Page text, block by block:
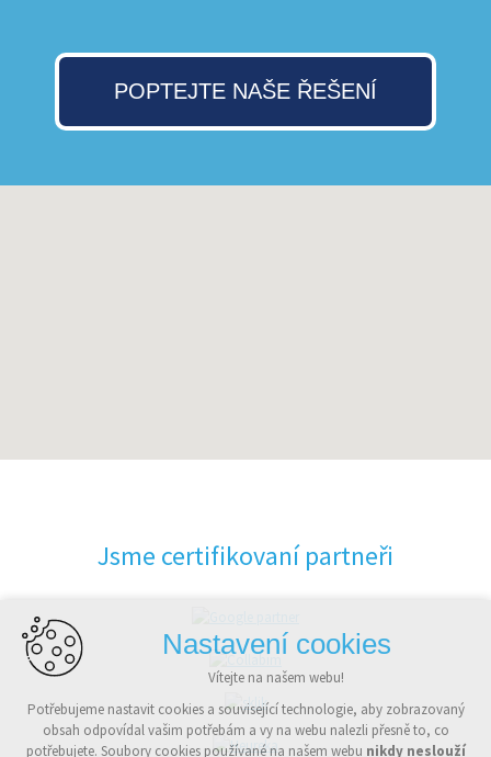
POPTEJTE NAŠE ŘEŠENÍ
Jsme certifikovaní partneři
Nastavení cookies
Vítejte na našem webu!
Potřebujeme nastavit cookies a související technologie, aby zobrazovaný
obsah odpovídal vašim potřebám a vy na webu nalezli přesně to, co
potřebujete. Soubory cookies používané na našem webu nikdy neslouží